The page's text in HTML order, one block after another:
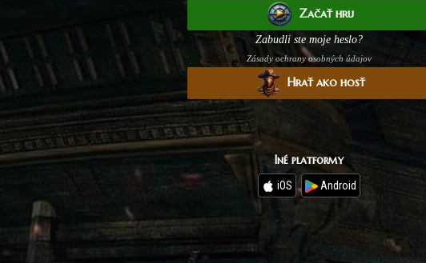
Začať hru
Zabudli ste moje heslo?
Zásady ochrany osobných údajov
Hrať ako hosť
Iné platformy
iOS Android